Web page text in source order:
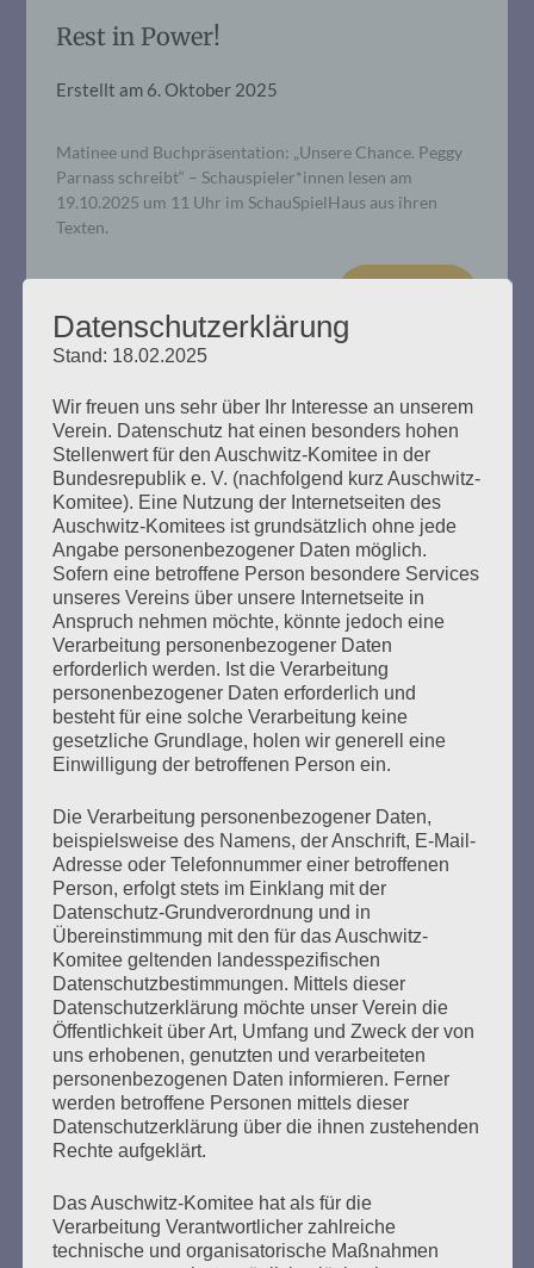
Rest in Power!
Erstellt am 6. Oktober 2025
Matinee und Buchpräsentation: „Unsere Chance. Peggy
Parnass schreibt“ – Schauspieler*innen lesen am
19.10.2025 um 11 Uhr im SchauSpielHaus aus ihren
Texten.
Entschädigung für Holocaustopfer:
Salo Muller gegen die Deutsche
Bahn
Erstellt am7. Mai 2025
Seine Eltern wurden von der Reichsbahn nach Auschwitz
deportiert. Deshalb fordert der Niederländer Salo Muller
Entschädigungen von der Deutschen Bahn. Am 8. Mai
2025, 80 Jahre nach der Befreiung vom NS-Regime: Salo
Muller, 88 Jahre, fordert wieder, gehört zu werden. Am 8.
November 2024 schickte Salo Muller einen Offenen
Brief an den Vorstand der Deutschen Bahn…
mehr ...
Seitennummerierung
der
Beiträge
Zurück 2
Das Haus brennt – und Sie sperren die Feuerwehr
aus.
Esther Bejarano - 25. November 2019
Datenschutzerklärung
Stand: 18.02.2025
Wir freuen uns sehr über Ihr Interesse an unserem
Verein. Datenschutz hat einen besonders hohen
Stellenwert für den Auschwitz-Komitee in der
Bundesrepublik e. V. (nachfolgend kurz Auschwitz-
Komitee). Eine Nutzung der Internetseiten des
Auschwitz-Komitees ist grundsätzlich ohne jede
Angabe personenbezogener Daten möglich.
Sofern eine betroffene Person besondere Services
unseres Vereins über unsere Internetseite in
Anspruch nehmen möchte, könnte jedoch eine
Verarbeitung personenbezogener Daten
erforderlich werden. Ist die Verarbeitung
personenbezogener Daten erforderlich und
besteht für eine solche Verarbeitung keine
gesetzliche Grundlage, holen wir generell eine
Einwilligung der betroffenen Person ein.
Die Verarbeitung personenbezogener Daten,
beispielsweise des Namens, der Anschrift, E-Mail-
Adresse oder Telefonnummer einer betroffenen
Person, erfolgt stets im Einklang mit der
Datenschutz-Grundverordnung und in
Übereinstimmung mit den für das Auschwitz-
Komitee geltenden landesspezifischen
Datenschutzbestimmungen. Mittels dieser
Datenschutzerklärung möchte unser Verein die
Öffentlichkeit über Art, Umfang und Zweck der von
uns erhobenen, genutzten und verarbeiteten
personenbezogenen Daten informieren. Ferner
werden betroffene Personen mittels dieser
Datenschutzerklärung über die ihnen zustehenden
Rechte aufgeklärt.
Das Auschwitz-Komitee hat als für die
Verarbeitung Verantwortlicher zahlreiche
technische und organisatorische Maßnahmen